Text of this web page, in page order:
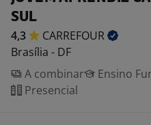
SUL
4,3
CARREFOUR
Brasília - DF
A combinar
Ensino
Presencial